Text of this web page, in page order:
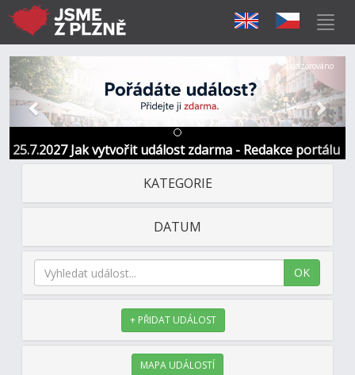
25.7.2027 Jak vytvořit událost zdarma - Redakce portálu
Předchozí Další
Sponzorováno
KATEGORIE
DATUM
OK
+ PŘIDAT UDÁLOST
MAPA UDÁLOSTÍ